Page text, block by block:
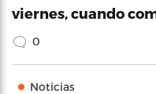
viernes, cuando
0
Noticias